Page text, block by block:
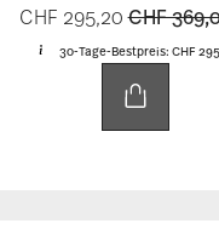
CHF 295,20Price
CHF
30-Tage-Bestpreis: CHF